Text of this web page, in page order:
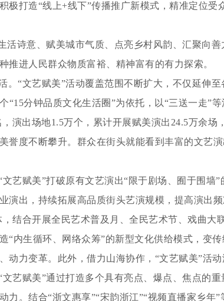
极打造“线上+线下”传播推广新模式，精准定位受
诗意、赋美城市气质、点亮乡村风韵、汇聚向
推进人民群众物质富裕、精神富有的有力探索。
。 “文艺赋美”活动覆盖范围不断扩大，不仅延伸
“15分钟品质文化生活圈”为依托，以“三送一走
演出场地1.5万个，累计开展赋美演出24.5万余
誉度不断攀升。群众在街头就能看到丰富的文艺
文艺赋美”打破原有文艺演出“限于剧场、囿于围墙
演出，持续拓展高品质街头艺演规模，提高演出
，结合开展全民艺术普及月、全民艺术节、戏曲
“内生循环、网络众筹”的新型文化供给模式，变
动力变革。此外，借力山海协作，“文艺赋美”活
文艺赋美”通过打造多个具有亮点、爆点、焦点的
力。结合“浙文惠享”“宋韵浙江”“视频直播家乡